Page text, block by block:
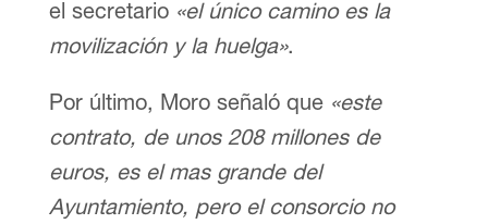
el secretario «el único camino es la
movilización y la huelga».
Por último, Moro señaló que«este
contrato, de unos 208 millones de
euros, es el mas grande del
Ayuntamiento, pero el consorcio no